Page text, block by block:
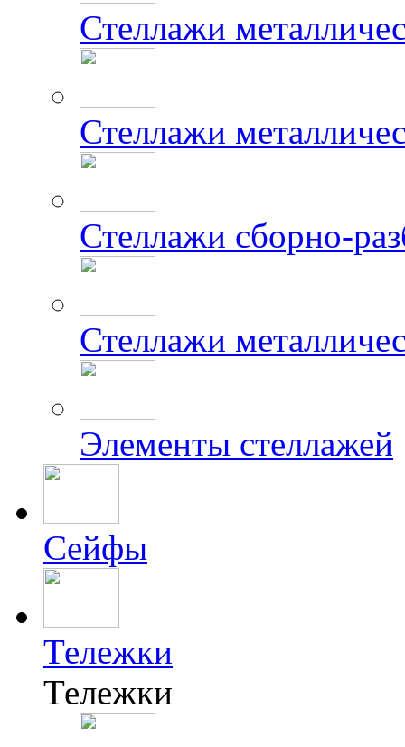
Стеллажи
Стеллажи
Стеллажи сборно-
Стеллажи
Элементы стеллажей
Сейфы
Тележки
Тележки